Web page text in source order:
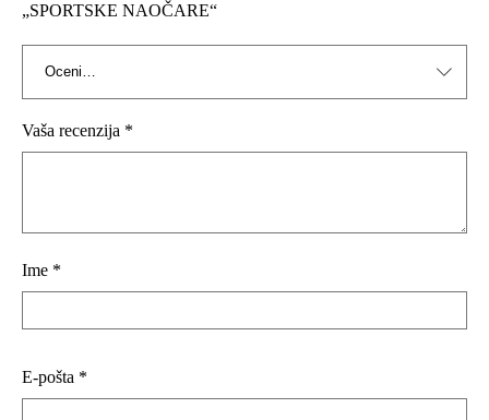
„SPORTSKE NAOČARE“
Vaša recenzija *
Ime *
E-pošta *